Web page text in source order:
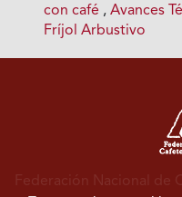
con café ,Avances
Fríjol Arbustivo
Federación Nacional de